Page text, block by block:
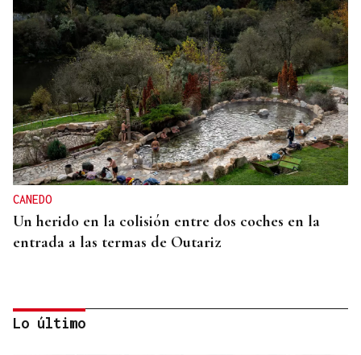
CANEDO
Un herido en la colisión entre dos coches en la
entrada a las termas de Outariz
Lo último